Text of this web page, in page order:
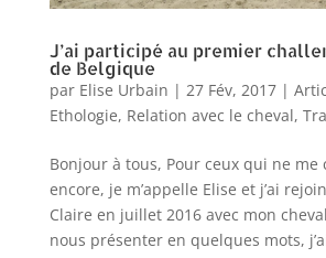
J’ai participé au premier
de Belgique
par Elise Urbain | 27 Fév, 2017|
Ethologie, Relation avec le cheval,
Bonjour à tous, Pour ceux qui ne me
encore, je m’appelle Elise et j’ai
Claire en juillet 2016 avec mon
nous présenter en quelques mots,